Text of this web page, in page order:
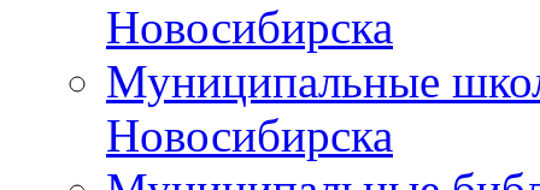
Новосибирска
Муниципальные
Новосибирска